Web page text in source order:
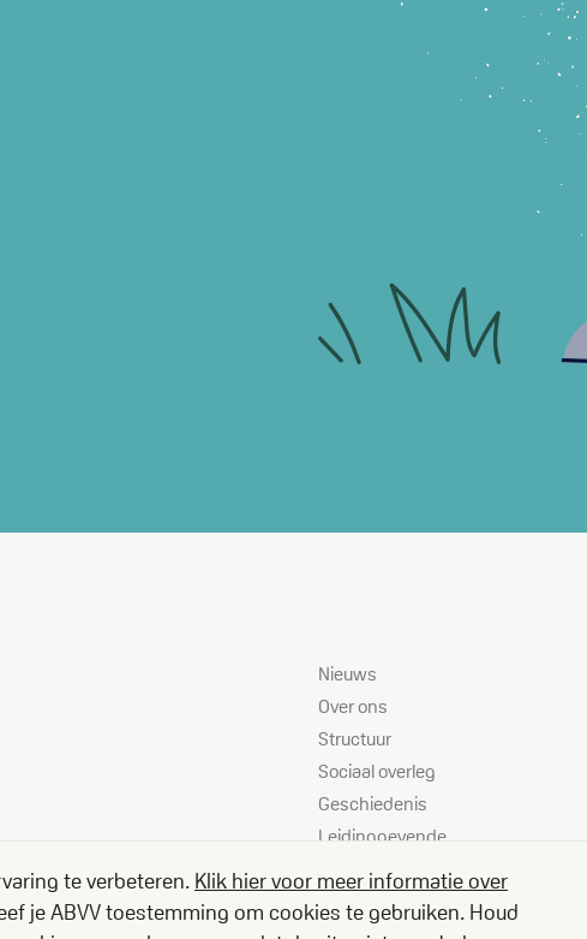
Sitemap
Nieuws
Over ons
Structuur
Sociaal overleg
Geschiedenis
Leidinggevende
Vacatures
Jouw rechten
te verbeteren. Klik hier voor meer informatie over
je ABVV toestemming om cookies te gebruiken. Houd